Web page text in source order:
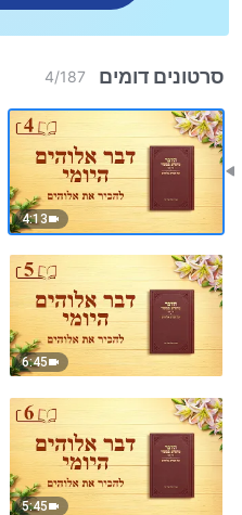
סרטונים דומים 4/187
4:13
6:45
5:45